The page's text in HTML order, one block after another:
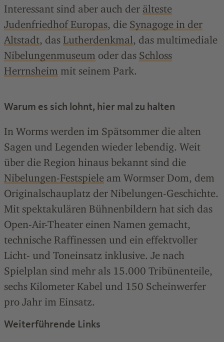
Interessant sind aber auch der älteste
Judenfriedhof Europas, die Synagoge in der
Altstadt, das Lutherdenkmal, das multimediale
Nibelungenmuseum oder das Schloss
Herrnsheim mit seinem Park.
Warum es sich lohnt, hier mal zu halten
In Worms werden im Spätsommer die alten
Sagen und Legenden wieder lebendig. Weit
über die Region hinaus bekannt sind die
Nibelungen-Festspiele am Wormser Dom, dem
Originalschauplatz der Nibelungen-Geschichte.
Mit spektakulären Bühnenbildern hat sich das
Open-Air-Theater einen Namen gemacht,
technische Raffinessen und ein effektvoller
Licht- und Toneinsatz inklusive. Je nach
Spielplan sind mehr als 15.000 Tribünenteile,
sechs Kilometer Kabel und 150 Scheinwerfer
pro Jahr im Einsatz.
Weiterführende Links